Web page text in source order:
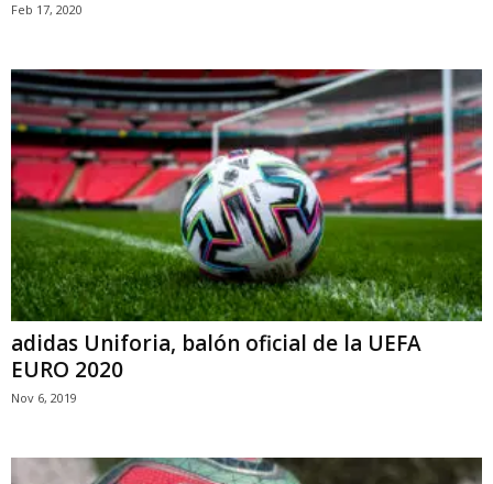
Feb 17, 2020
adidas Uniforia, balón oficial de la UEFA
EURO 2020
Nov 6, 2019